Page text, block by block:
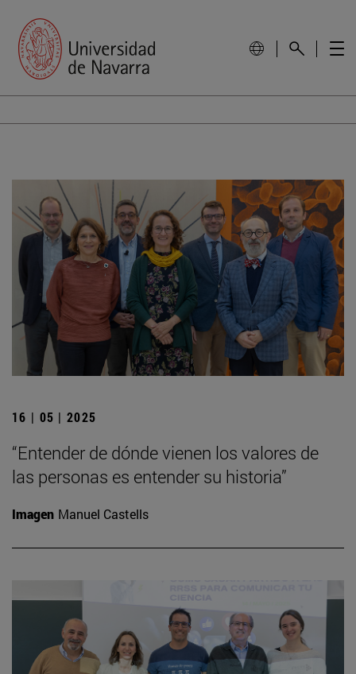
16 | 05 | 2025
“Entender de dónde vienen los valores de
las personas es entender su historia”
Imagen Manuel Castells